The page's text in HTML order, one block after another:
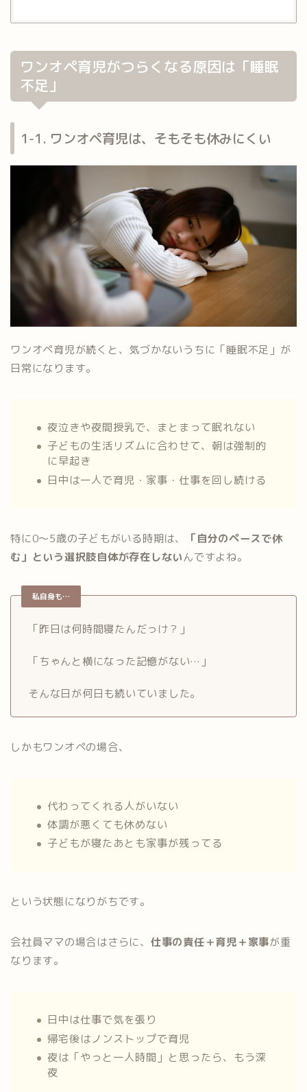
ワンオペ育児がつらくなる原因は「睡眠
不足」
1-1. ワンオペ育児は、そもそも休みにくい
ワンオペ育児が続くと、気づかないうちに「睡眠不足」が
日常になります。
夜泣きや夜間授乳で、まとまって眠れない
子どもの生活リズムに合わせて、朝は強制的
に早起き
日中は一人で育児・家事・仕事を回し続ける
特に0〜5歳の子どもがいる時期は、
「自分のペースで休
む」という選択肢自体が存在しないんですよね。
私自身も…
「昨日は何時間寝たんだっけ？」
「ちゃんと横になった記憶がない…」
そんな日が何日も続いていました。
しかもワンオペの場合、
代わってくれる人がいない
体調が悪くても休めない
子どもが寝たあとも家事が残ってる
という状態になりがちです。
会社員ママの場合はさらに、 仕事の責任＋育児＋家事が重
なります。
日中は仕事で気を張り
帰宅後はノンストップで育児
夜は「やっと一人時間」と思ったら、もう深
夜